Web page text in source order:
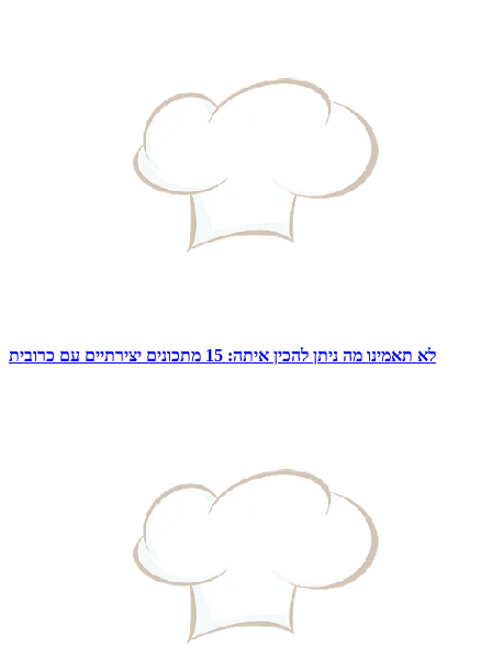
לא תאמינו מה ניתן להכין איתה: 15 מתכונים יצירתיים עם כרובית